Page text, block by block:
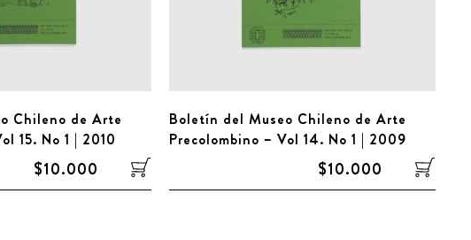
Chileno de Arte
15. No 1 | 2010
$10.000
Boletín del Museo Chileno de Arte
Precolombino – Vol 14. No 1 | 2009
$10.000